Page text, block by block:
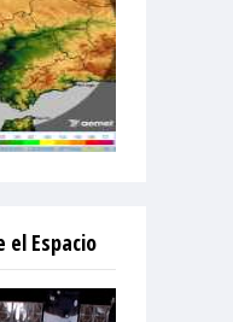
el Espacio